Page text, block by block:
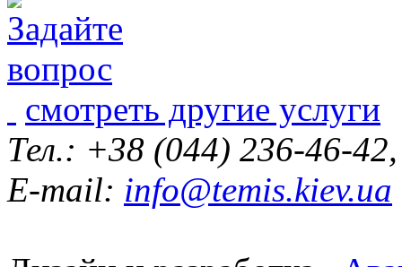
смотреть другие услуги
Тел.: +38 (044) 236-46-
E-mail: info@temis.kiev.ua